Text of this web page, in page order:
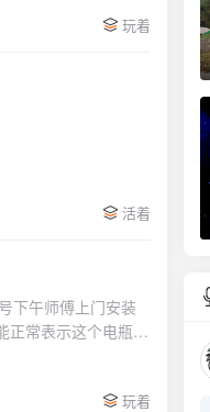
玩着
活着
下午师傅上门安装
正常表示这个电瓶的
玩着